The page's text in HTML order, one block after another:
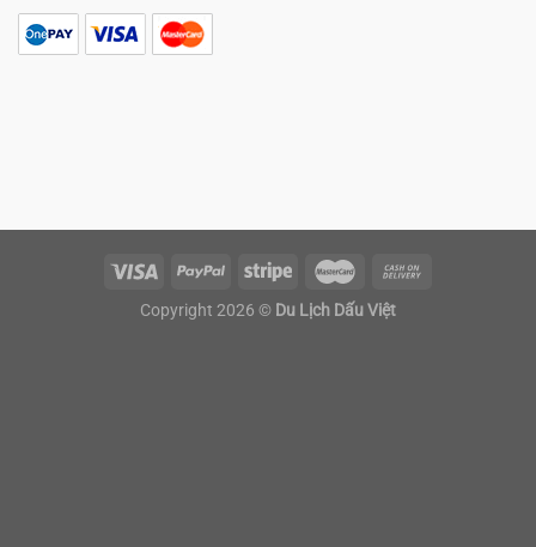
Copyright 2026 © Du Lịch Dấu Việt